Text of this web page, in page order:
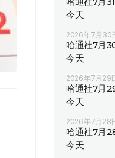
今天
2026年7月30
哈通社7月
今天
2026年7月29
哈通社7月
今天
2026年7月28
哈通社7月
今天